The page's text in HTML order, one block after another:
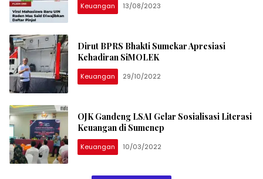
Keuangan 13/08/2023
Dirut BPRS Bhakti Sumekar Apresiasi
Kehadiran SiMOLEK
Keuangan 29/10/2022
OJK Gandeng LSAI Gelar Sosialisasi Literasi
Keuangan di Sumenep
Keuangan 10/03/2022